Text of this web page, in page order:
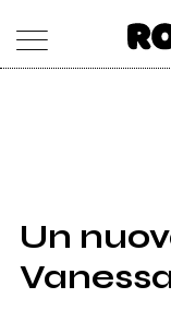
SHOP
RADIO
Un